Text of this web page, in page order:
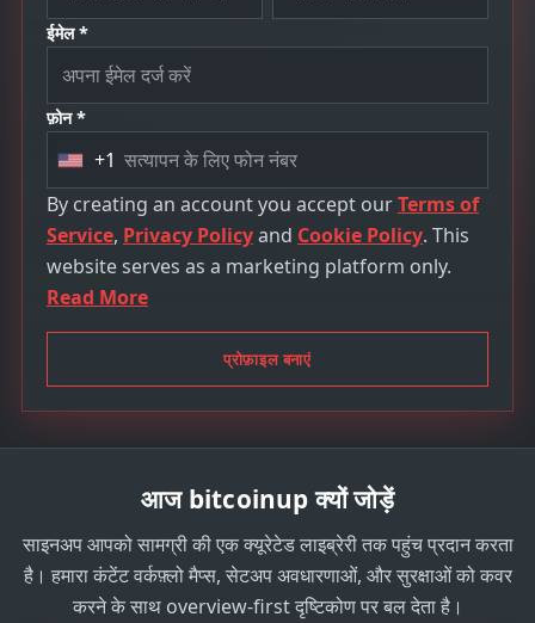
ईमेल *
फ़ोन *
U
n
i
t
e
t
a
t
+
1
+1
By creating an account you accept ourTerms of
Service, Privacy Policyand Cookie Policy. This
website serves as a marketing platform only.
Read More
प्रोफ़ाइल बनाएं
आज bitcoinup क्यों जोड़ें
साइनअप आपको सामग्री की एक क्यूरेटेड लाइब्रेरी तक पहुंच प्रदान करता
है। हमारा कंटेंट वर्कफ़्लो मैप्स, सेटअप अवधारणाओं, और सुरक्षाओं को कवर
करने के साथ overview-first दृष्टिकोण पर बल देता है।